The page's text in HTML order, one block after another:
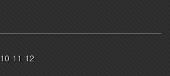
10 11 12